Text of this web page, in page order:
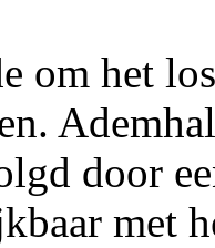
om het
door
met